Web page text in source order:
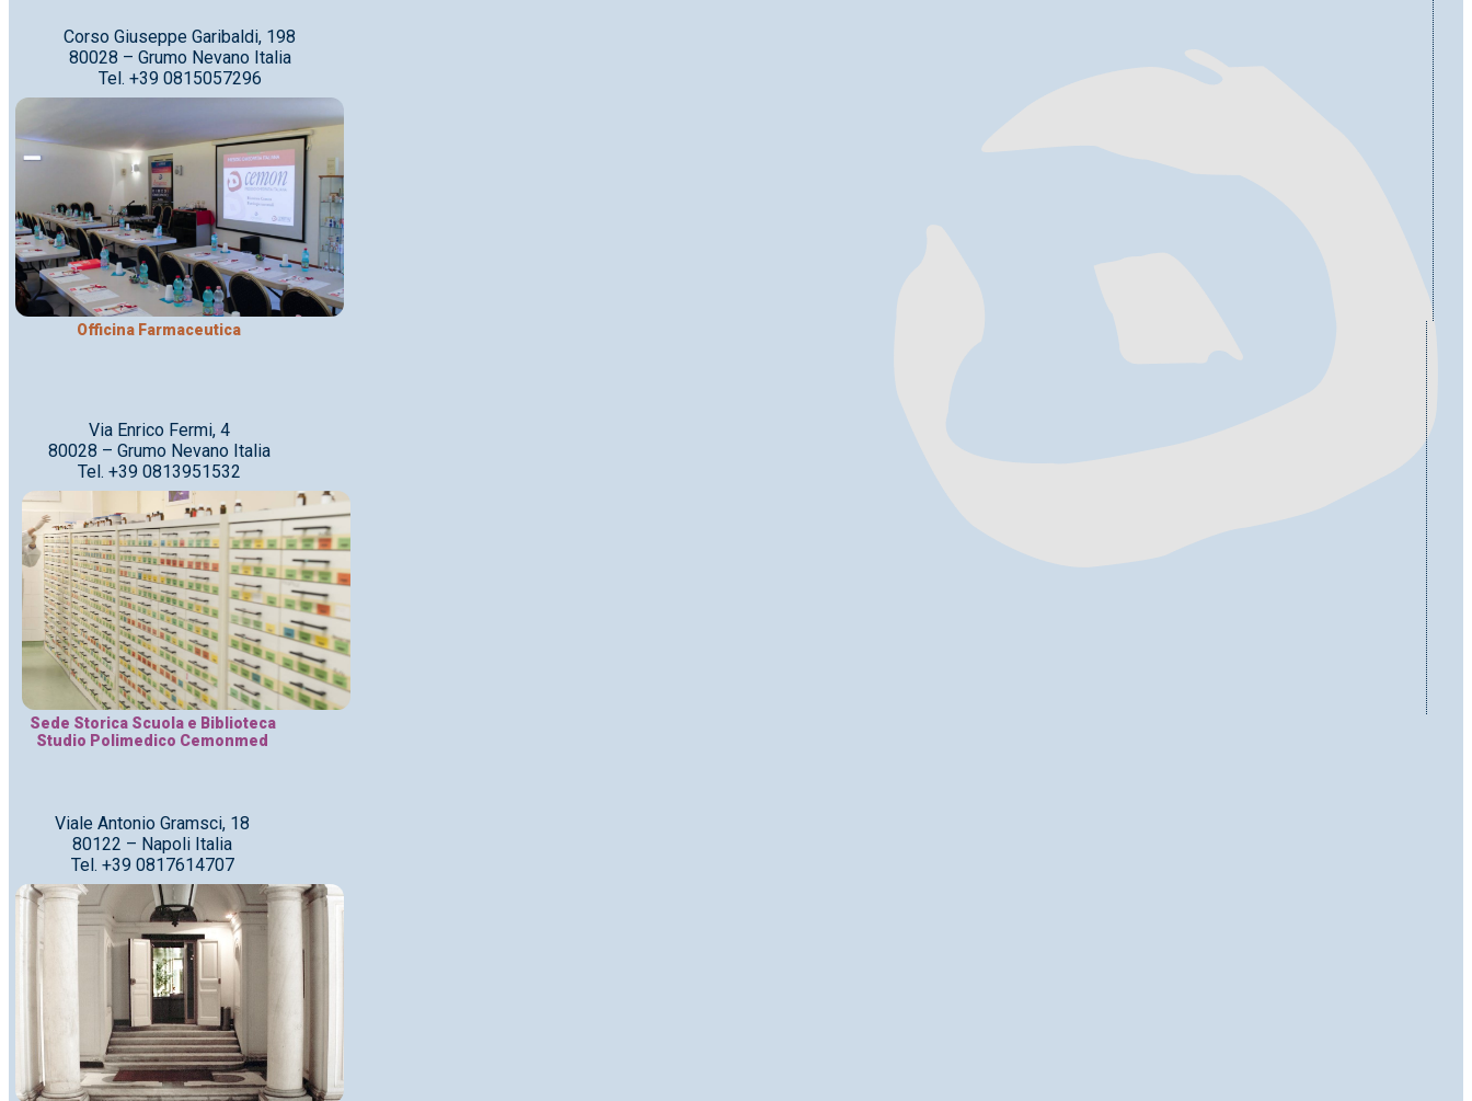
Corso Giuseppe Garibaldi, 198
80028 – Grumo Nevano Italia
Tel. +39 0815057296
Officina Farmaceutica
Via Enrico Fermi, 4
80028 – Grumo Nevano Italia
Tel. +39 0813951532
Sede Storica Scuola e Biblioteca
Studio Polimedico Cemonmed
Viale Antonio Gramsci, 18
80122 – Napoli Italia
Tel. +39 0817614707